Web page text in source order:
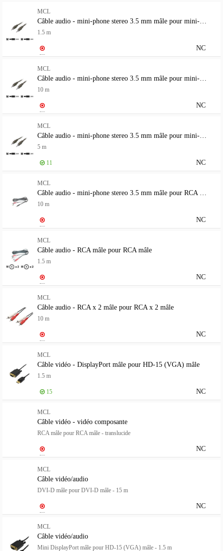
MCL
Câble audio - mini-phone stereo 3.5 mm mâle pour mini-phone stereo 3.5 mm mâle
1.5 m
NC
MCL
Câble audio - mini-phone stereo 3.5 mm mâle pour mini-phone stereo 3.5 mm mâle
10 m
NC
MCL
Câble audio - mini-phone stereo 3.5 mm mâle pour mini-phone stereo 3.5 mm mâle
5 m
NC
11
MCL
Câble audio - mini-phone stereo 3.5 mm mâle pour RCA mâle
10 m
NC
MCL
Câble audio - RCA mâle pour RCA mâle
1.5 m
NC
MCL
Câble audio - RCA x 2 mâle pour RCA x 2 mâle
10 m
NC
MCL
Câble vidéo - DisplayPort mâle pour HD-15 (VGA) mâle
1.5 m
NC
15
MCL
Câble vidéo - vidéo composante
RCA mâle pour RCA mâle - translucide
NC
MCL
Câble vidéo/audio
DVI-D mâle pour DVI-D mâle - 15 m
NC
MCL
Câble vidéo/audio
Mini DisplayPort mâle pour HD-15 (VGA) mâle - 1.5 m